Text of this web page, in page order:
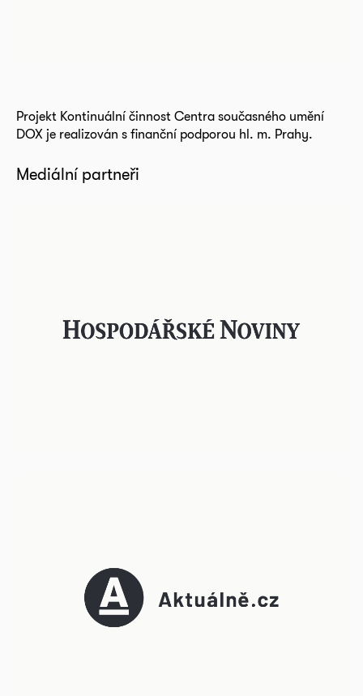
Projekt Kontinuální činnost Centra současného umění
DOX je realizován s finanční podporou hl. m. Prahy.
Mediální partneři